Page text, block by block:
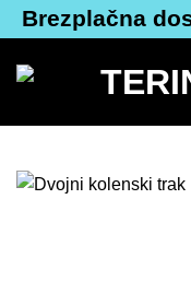
Skoči
na
vsebino
Brezplačna